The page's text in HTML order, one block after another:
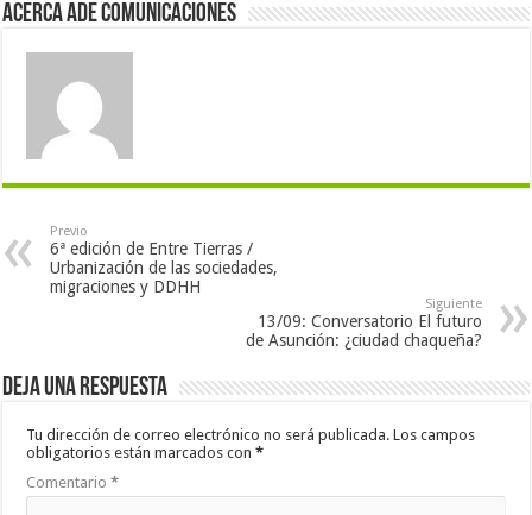
Acerca Ade Comunicaciones
Previo
6ª edición de Entre Tierras /
Urbanización de las sociedades,
migraciones y DDHH
Siguiente
13/09: Conversatorio El futuro
de Asunción: ¿ciudad chaqueña?
Deja una respuesta
Tu dirección de correo electrónico no será publicada. Los campos
obligatorios están marcados con*
Comentario*